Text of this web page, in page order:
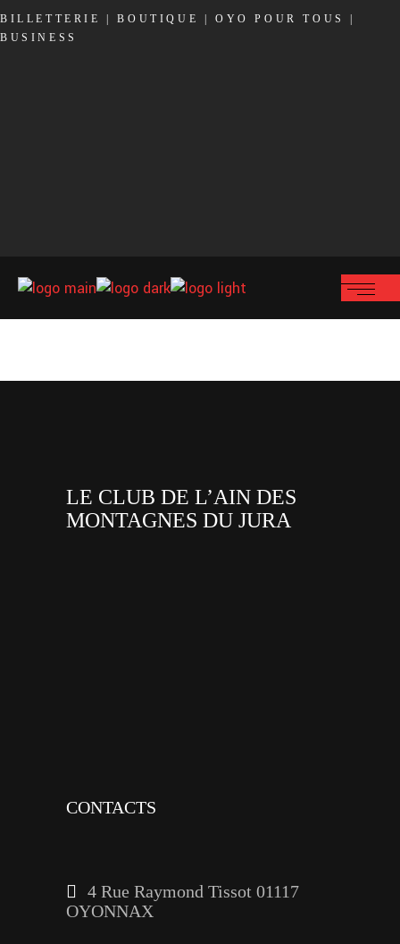
BILLETTERIE |BOUTIQUE |OYO POUR TOUS
BUSINESS
LE CLUB DE L’AIN DES
MONTAGNES DU JURA
CONTACTS
4 Rue Raymond Tissot 01117
OYONNAX